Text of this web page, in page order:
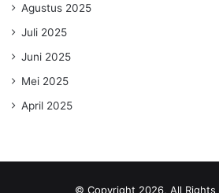
Agustus 2025
Juli 2025
Juni 2025
Mei 2025
April 2025
© Copyright 2026, All Rights